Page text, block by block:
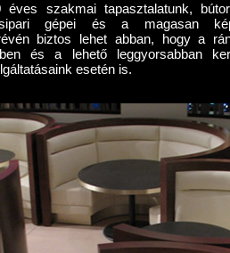
szakmai tapasztalatunk,
gépei és a magasan
biztos lehet abban, hogy a
és a lehető leggyorsabban
esetén is.